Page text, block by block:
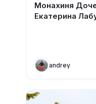
Монахиня
Екатерина
andrey